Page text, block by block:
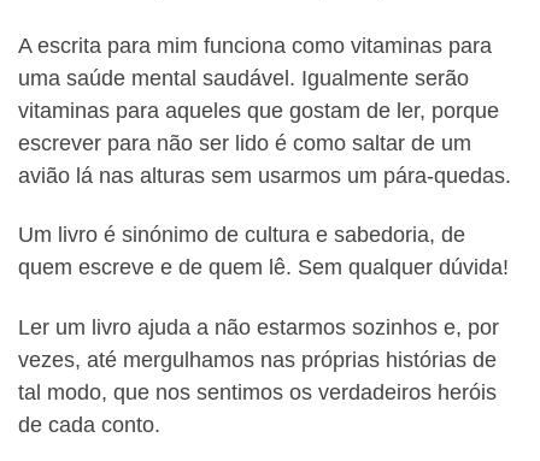
A escrita para mim funciona como vitaminas para
uma saúde mental saudável. Igualmente serão
vitaminas para aqueles que gostam de ler, porque
escrever para não ser lido é como saltar de um
avião lá nas alturas sem usarmos um pára-quedas.
Um livro é sinónimo de cultura e sabedoria, de
quem escreve e de quem lê. Sem qualquer dúvida!
Ler um livro ajuda a não estarmos sozinhos e, por
vezes, até mergulhamos nas próprias histórias de
tal modo, que nos sentimos os verdadeiros heróis
de cada conto.